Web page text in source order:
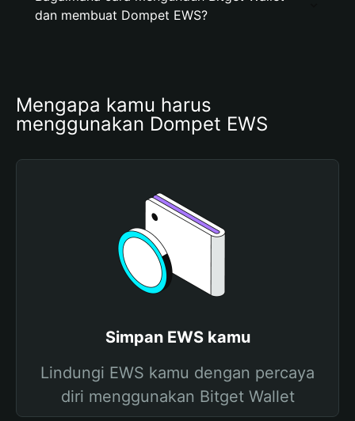
dan membuat Dompet EWS?
Mengapa kamu harus
menggunakan Dompet EWS
Simpan EWS kamu
Lindungi EWS kamu dengan percaya
diri menggunakan Bitget Wallet